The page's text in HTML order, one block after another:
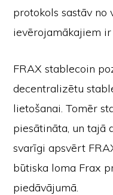
protokols sastāv no
ievērojamākajiem
FRAX stablecoin
decentralizētu
lietošanai. Tomēr
piesātināta, un tajā
svarīgi apsvērt
būtiska loma Frax
piedāvājumā.